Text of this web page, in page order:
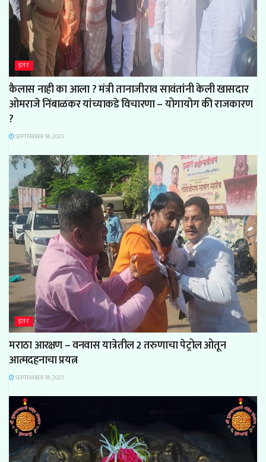
इतर
कैलास नाही का आला ? मंत्री तानाजीराव सावंतांनी केली खासदार
ओमराजे निंबाळकर यांच्याकडे विचारणा – योगायोग की राजकारण
?
SEPTEMBER 18, 2023
इतर
मराठा आरक्षण – वनवास यात्रेतील 2 तरुणाचा पेट्रोल ओतून
आत्मदहनाचा प्रयत्न
SEPTEMBER 18, 2023